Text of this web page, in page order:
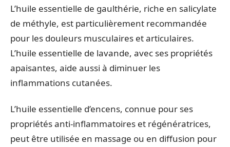
L’huile essentielle de gaulthérie, riche en salicylate
de méthyle, est particulièrement recommandée
pour les douleurs musculaires et articulaires.
L’huile essentielle de lavande, avec ses propriétés
apaisantes, aide aussi à diminuer les
inflammations cutanées.
L’huile essentielle d’encens, connue pour ses
propriétés anti-inflammatoires et régénératrices,
peut être utilisée en massage ou en diffusion pour